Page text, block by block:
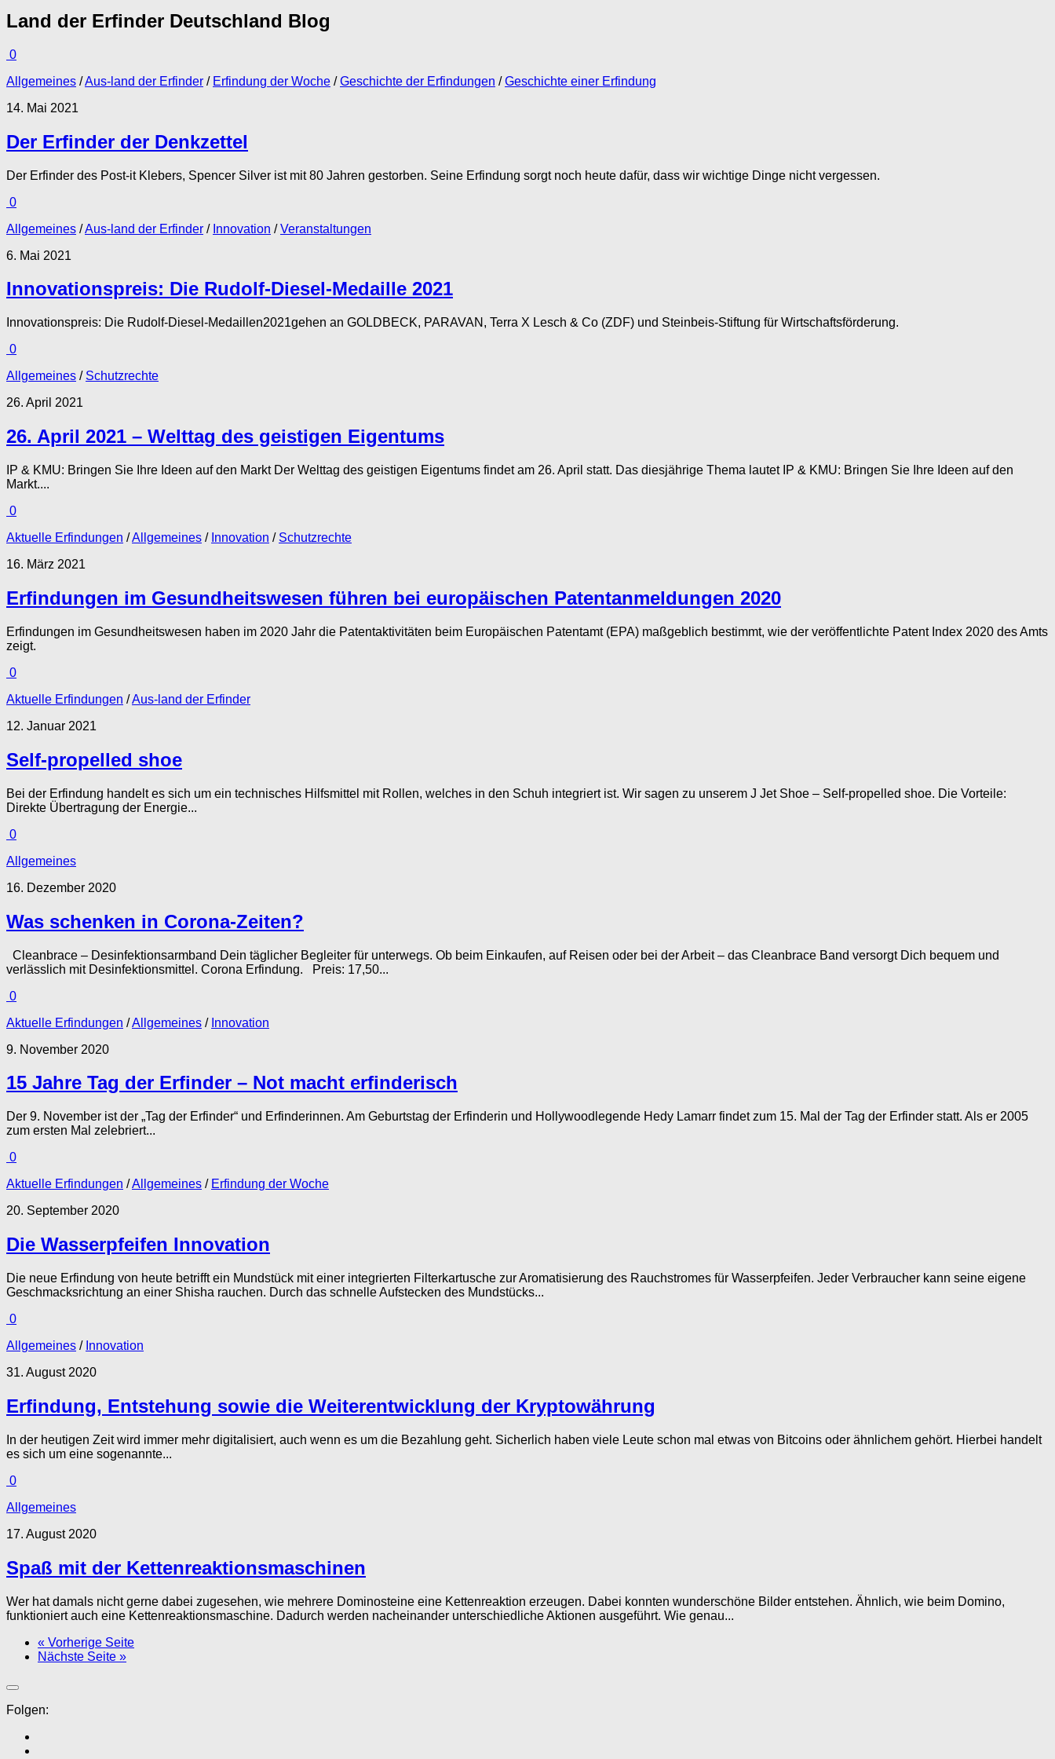
Land der Erfinder Deutschland Blog
0
Allgemeines /Aus-land der Erfinder / Erfindung der Woche /Geschichte der Erfindungen /Geschichte einer Erfindung
14. Mai 2021
Der Erfinder der Denkzettel
Der Erfinder des Post-it Klebers, Spencer Silver ist mit 80 Jahren gestorben. Seine Erfindung sorgt noch heute dafür, dass wir wichtige Dinge nicht vergessen.
0
Allgemeines /Aus-land der Erfinder / Innovation /Veranstaltungen
6. Mai 2021
Innovationspreis: Die Rudolf-Diesel-Medaille 2021
Innovationspreis: Die Rudolf-Diesel-Medaillen2021gehen an GOLDBECK, PARAVAN, Terra X Lesch & Co (ZDF) und Steinbeis-Stiftung für Wirtschaftsförderung.
0
Allgemeines / Schutzrechte
26. April 2021
26. April 2021 – Welttag des geistigen Eigentums
IP & KMU: Bringen Sie Ihre Ideen auf den Markt Der Welttag des geistigen Eigentums findet am 26. April statt. Das diesjährige Thema lautet IP & KMU: Bringen Sie Ihre Ideen auf den
Markt....
0
Aktuelle Erfindungen /Allgemeines / Innovation / Schutzrechte
16. März 2021
Erfindungen im Gesundheitswesen führen bei europäischen Patentanmeldungen 2020
Erfindungen im Gesundheitswesen haben im 2020 Jahr die Patentaktivitäten beim Europäischen Patentamt (EPA) maßgeblich bestimmt, wie der veröffentlichte Patent Index 2020 des Amts
zeigt.
0
Aktuelle Erfindungen /Aus-land der Erfinder
12. Januar 2021
Self-propelled shoe
Bei der Erfindung handelt es sich um ein technisches Hilfsmittel mit Rollen, welches in den Schuh integriert ist. Wir sagen zu unserem J Jet Shoe – Self-propelled shoe. Die Vorteile:
Direkte Übertragung der Energie...
0
Allgemeines
16. Dezember 2020
Was schenken in Corona-Zeiten?
Cleanbrace – Desinfektionsarmband Dein täglicher Begleiter für unterwegs. Ob beim Einkaufen, auf Reisen oder bei der Arbeit – das Cleanbrace Band versorgt Dich bequem und
verlässlich mit Desinfektionsmittel. Corona Erfindung. Preis: 17,50...
0
Aktuelle Erfindungen /Allgemeines / Innovation
9. November 2020
15 Jahre Tag der Erfinder – Not macht erfinderisch
Der 9. November ist der „Tag der Erfinder“ und Erfinderinnen. Am Geburtstag der Erfinderin und Hollywoodlegende Hedy Lamarr findet zum 15. Mal der Tag der Erfinder statt. Als er 2005
zum ersten Mal zelebriert...
0
Aktuelle Erfindungen /Allgemeines / Erfindung der Woche
20. September 2020
Die Wasserpfeifen Innovation
Die neue Erfindung von heute betrifft ein Mundstück mit einer integrierten Filterkartusche zur Aromatisierung des Rauchstromes für Wasserpfeifen. Jeder Verbraucher kann seine eigene
Geschmacksrichtung an einer Shisha rauchen. Durch das schnelle Aufstecken des Mundstücks...
0
Allgemeines / Innovation
31. August 2020
Erfindung, Entstehung sowie die Weiterentwicklung der Kryptowährung
In der heutigen Zeit wird immer mehr digitalisiert, auch wenn es um die Bezahlung geht. Sicherlich haben viele Leute schon mal etwas von Bitcoins oder ähnlichem gehört. Hierbei handelt
es sich um eine sogenannte...
0
Allgemeines
17. August 2020
Spaß mit der Kettenreaktionsmaschinen
Wer hat damals nicht gerne dabei zugesehen, wie mehrere Dominosteine eine Kettenreaktion erzeugen. Dabei konnten wunderschöne Bilder entstehen. Ähnlich, wie beim Domino,
funktioniert auch eine Kettenreaktionsmaschine. Dadurch werden nacheinander unterschiedliche Aktionen ausgeführt. Wie genau...
« Vorherige Seite
Nächste Seite »
Folgen: